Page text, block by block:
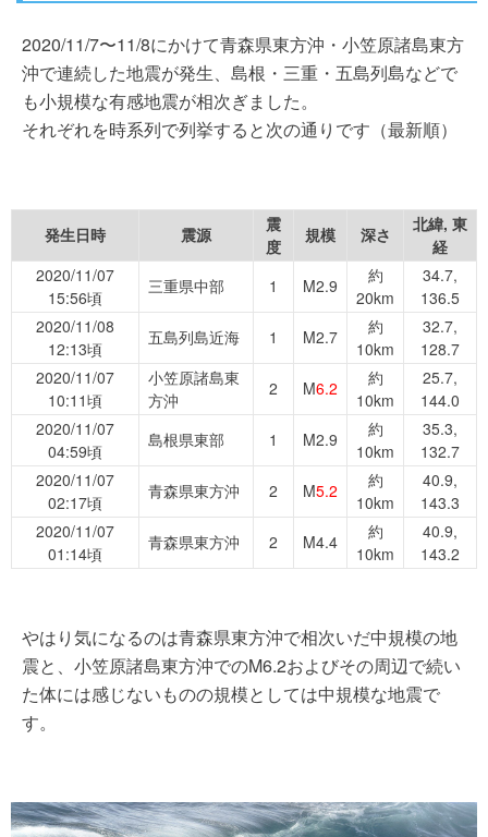
2020/11/7〜11/8にかけて青森県東方沖・小笠原諸島東方
沖で連続した地震が発生、島根・三重・五島列島などで
も小規模な有感地震が相次ぎました。
それぞれを時系列で列挙すると次の通りです（最新順）
発生日時 震源
震
度
規模 深さ
北緯, 東
経
2020/11/07
15:56頃
三重県中部 1 M2.9
約
20km
34.7,
136.5
2020/11/08
12:13頃
五島列島近海 1 M2.7
約
10km
32.7,
128.7
2020/11/07
10:11頃
小笠原諸島東
方沖
2 M6.2
約
10km
25.7,
144.0
2020/11/07
04:59頃
島根県東部 1 M2.9
約
10km
35.3,
132.7
2020/11/07
02:17頃
青森県東方沖 2 M5.2
約
10km
40.9,
143.3
2020/11/07
01:14頃
青森県東方沖 2 M4.4
約
10km
40.9,
143.2
やはり気になるのは青森県東方沖で相次いだ中規模の地
震と、小笠原諸島東方沖でのM6.2およびその周辺で続い
た体には感じないものの規模としては中規模な地震で
す。